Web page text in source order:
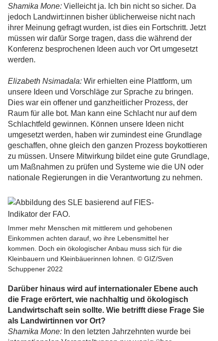
Shamika Mone: Vielleicht ja. Ich bin nicht so sicher. Da
jedoch Landwirt:innen bisher üblicherweise nicht nach
ihrer Meinung gefragt wurden, ist dies ein Fortschritt. Jetzt
müssen wir dafür Sorge tragen, dass die während der
Konferenz besprochenen Ideen auch vor Ort umgesetzt
werden.
Elizabeth Nsimadala: Wir erhielten eine Plattform, um
unsere Ideen und Vorschläge zur Sprache zu bringen.
Dies war ein offener und ganzheitlicher Prozess, der
Raum für alle bot. Man kann eine Schlacht nur auf dem
Schlachtfeld gewinnen. Können unsere Ideen nicht
umgesetzt werden, haben wir zumindest eine Grundlage
geschaffen, ohne gleich den ganzen Prozess boykottieren
zu müssen. Unsere Mitwirkung bildet eine gute Grundlage,
um Maßnahmen zu prüfen und Systeme wie die UN oder
nationale Regierungen in die Verantwortung zu nehmen.
Immer mehr Menschen mit mittlerem und gehobenen
Einkommen achten darauf, wo ihre Lebensmittel her
kommen. Doch ein ökologischer Anbau muss sich für die
Kleinbauern und Kleinbäuerinnen lohnen. © GIZ/Sven
Schuppener 2022
Darüber hinaus wird auf internationaler Ebene auch
die Frage erörtert, wie nachhaltig und ökologisch
Landwirtschaft sein sollte. Wie betrifft diese Frage Sie
als Landwirtinnen vor Ort?
Shamika Mone: In den letzten Jahrzehnten wurde bei